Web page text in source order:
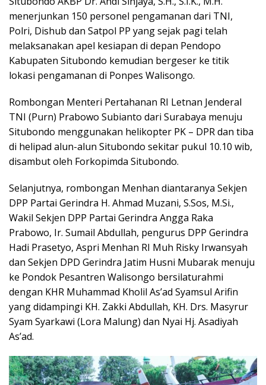
menerjunkan 150 personel pengamanan dari TNI,
Polri, Dishub dan Satpol PP yang sejak pagi telah
melaksanakan apel kesiapan di depan Pendopo
Kabupaten Situbondo kemudian bergeser ke titik
lokasi pengamanan di Ponpes Walisongo.
Rombongan Menteri Pertahanan RI Letnan Jenderal
TNI (Purn) Prabowo Subianto dari Surabaya menuju
Situbondo menggunakan helikopter PK – DPR dan tiba
di helipad alun-alun Situbondo sekitar pukul 10.10 wib,
disambut oleh Forkopimda Situbondo.
Selanjutnya, rombongan Menhan diantaranya Sekjen
DPP Partai Gerindra H. Ahmad Muzani, S.Sos, M.Si.,
Wakil Sekjen DPP Partai Gerindra Angga Raka
Prabowo, Ir. Sumail Abdullah, pengurus DPP Gerindra
Hadi Prasetyo, Aspri Menhan RI Muh Risky Irwansyah
dan Sekjen DPD Gerindra Jatim Husni Mubarak menuju
ke Pondok Pesantren Walisongo bersilaturahmi
dengan KHR Muhammad Kholil As’ad Syamsul Arifin
yang didampingi KH. Zakki Abdullah, KH. Drs. Masyrur
Syam Syarkawi (Lora Malung) dan Nyai Hj. Asadiyah
As’ad.